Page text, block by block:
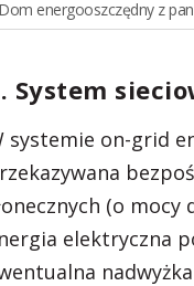
Dom energooszczędny z
System
systemie on-grid
(o
elektryczna